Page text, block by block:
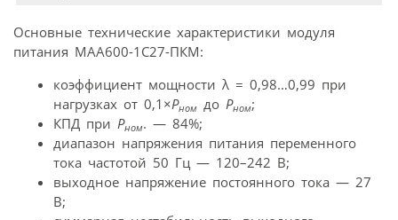
Основные технические характеристики модуля
питания МАА600-1С27-ПКМ:
коэффициент мощности λ = 0,98…0,99 при
нагрузках от 0,1×Pном до Pном;
КПД при Pном. — 84%;
диапазон напряжения питания переменного
тока частотой 50 Гц — 120–242 В;
выходное напряжение постоянного тока — 27
В;